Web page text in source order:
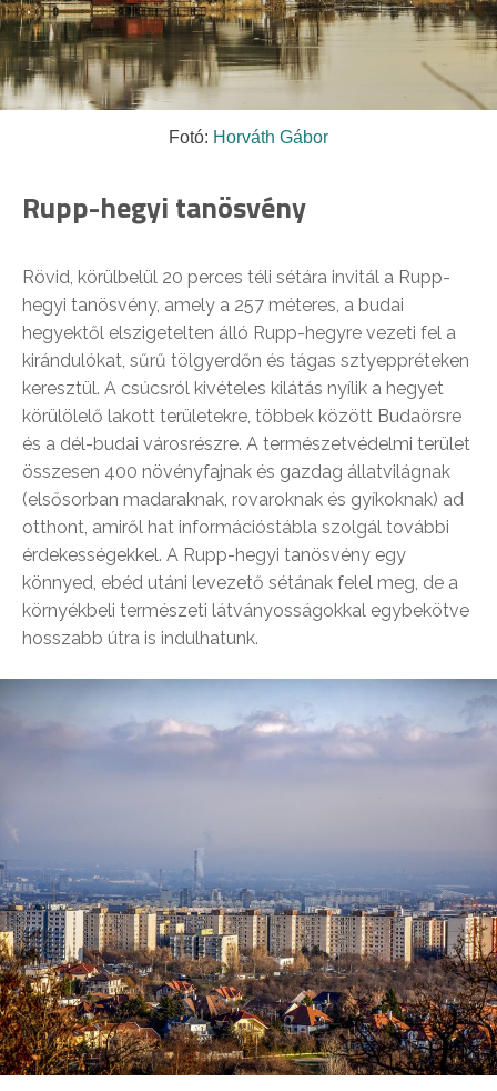
Fotó: Horváth Gábor
Rupp-hegyi tanösvény
Rövid, körülbelül 20 perces téli sétára invitál a Rupp-
hegyi tanösvény, amely a 257 méteres, a budai
hegyektől elszigetelten álló Rupp-hegyre vezeti fel a
kirándulókat, sűrű tölgyerdőn és tágas sztyeppréteken
keresztül. A csúcsról kivételes kilátás nyílik a hegyet
körülölelő lakott területekre, többek között Budaörsre
és a dél-budai városrészre. A természetvédelmi terület
összesen 400 növényfajnak és gazdag állatvilágnak
(elsősorban madaraknak, rovaroknak és gyíkoknak) ad
otthont, amiről hat információstábla szolgál további
érdekességekkel. A Rupp-hegyi tanösvény egy
könnyed, ebéd utáni levezető sétának felel meg, de a
környékbeli természeti látványosságokkal egybekötve
hosszabb útra is indulhatunk.